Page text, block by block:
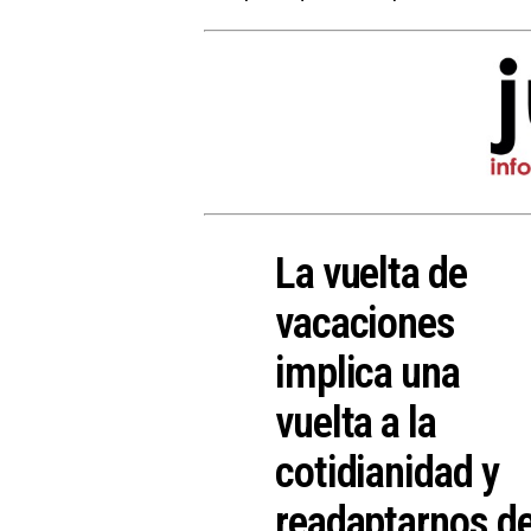
La vuelta de
vacaciones
implica una
vuelta a la
cotidianidad y